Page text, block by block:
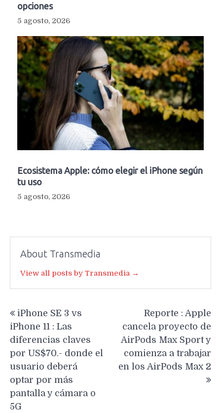
opciones
5 agosto, 2026
Ecosistema Apple: cómo elegir el iPhone según
tu uso
5 agosto, 2026
About Transmedia
View all posts by Transmedia →
de
entradas
iPhone SE 3 vs
iPhone 11 : Las
diferencias claves
por US$70.- donde el
usuario deberá
optar por más
pantalla y cámara o
5G
Reporte : Apple
cancela proyecto de
AirPods Max Sport y
comienza a trabajar
en los AirPods Max 2